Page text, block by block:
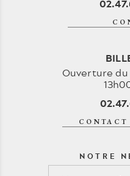
Ouverture
CONTACT
NOTRE